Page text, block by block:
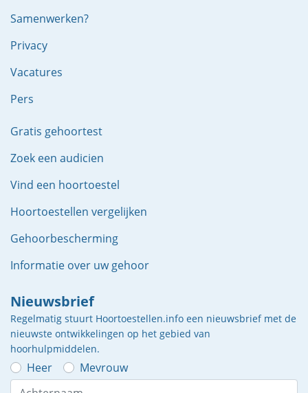
Samenwerken?
Privacy
Vacatures
Pers
Gratis gehoortest
Zoek een audicien
Vind een hoortoestel
Hoortoestellen vergelijken
Gehoorbescherming
Informatie over uw gehoor
Nieuwsbrief
Regelmatig stuurt Hoortoestellen.info een nieuwsbrief met de
nieuwste ontwikkelingen op het gebied van
hoorhulpmiddelen.
Heer Mevrouw